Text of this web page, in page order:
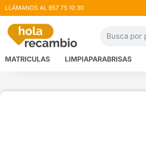
LLÁMANOS AL 857 75 10 30
MATRICULAS LIMPIAPARABRISAS